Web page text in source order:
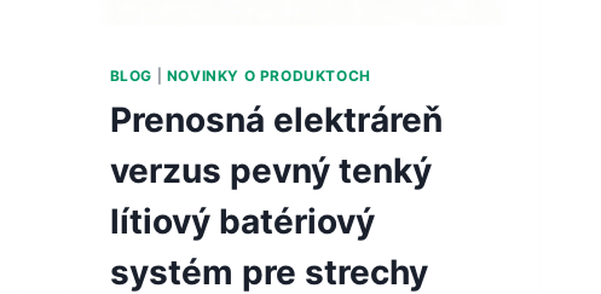
BLOG NOVINKY O PRODUKTOCH
Prenosná elektráreň
verzus pevný tenký
lítiový batériový
systém pre strechy